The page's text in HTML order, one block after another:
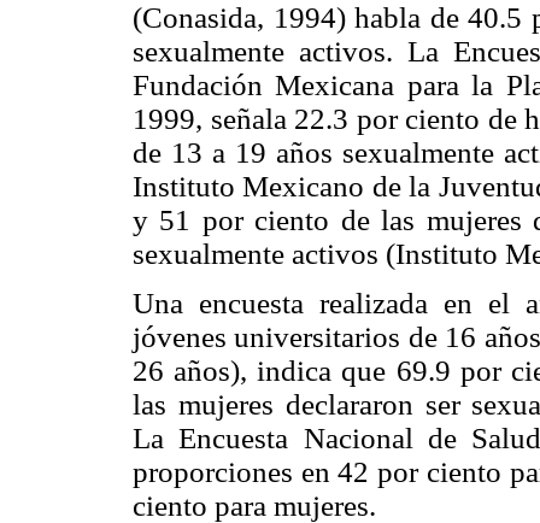
(Conasida, 1994) habla de 40.5
sexualmente activos. La
Fundación Mexicana para la
1999, señala 22.3 por ciento de
de 13 a 19 años sexualmente
Instituto Mexicano de la
y 51 por ciento de las mujeres
sexualmente activos (Instituto
Una encuesta realizada en el
jóvenes universitarios de 16
26 años), indica que 69.9 por
las mujeres declararon ser
La Encuesta Nacional de
proporciones en 42 por ciento
ciento para mujeres.